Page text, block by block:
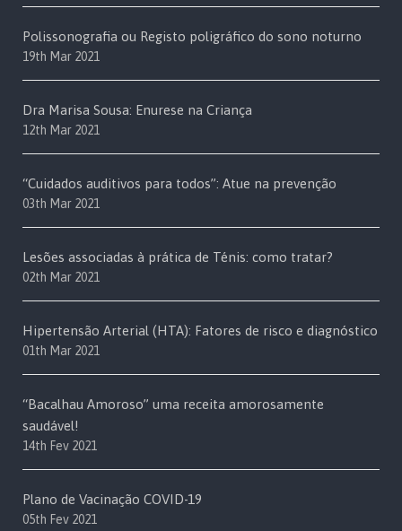
Polissonografia ou Registo poligráfico do sono noturno
19th Mar 2021
Dra Marisa Sousa: Enurese na Criança
12th Mar 2021
“Cuidados auditivos para todos”: Atue na prevenção
03th Mar 2021
Lesões associadas à prática de Ténis: como tratar?
02th Mar 2021
Hipertensão Arterial (HTA): Fatores de risco e diagnóstico
01th Mar 2021
“Bacalhau Amoroso” uma receita amorosamente
saudável!
14th Fev 2021
Plano de Vacinação COVID-19
05th Fev 2021